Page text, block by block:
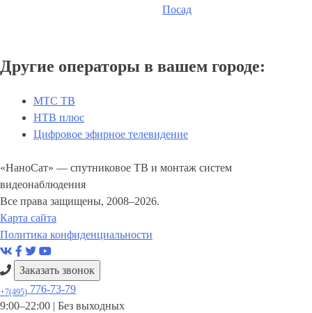
Посад
Другие операторы в вашем городе:
МТС ТВ
НТВ плюс
Цифровое эфирное телевидение
«НаноСат» — спутниковое ТВ и монтаж систем
видеонаблюдения
Все права защищены, 2008–2026.
Карта сайта
Политика конфиденциальности
Заказать звонок
+7(495) 776-73-79
9:00–22:00 | Без выходных